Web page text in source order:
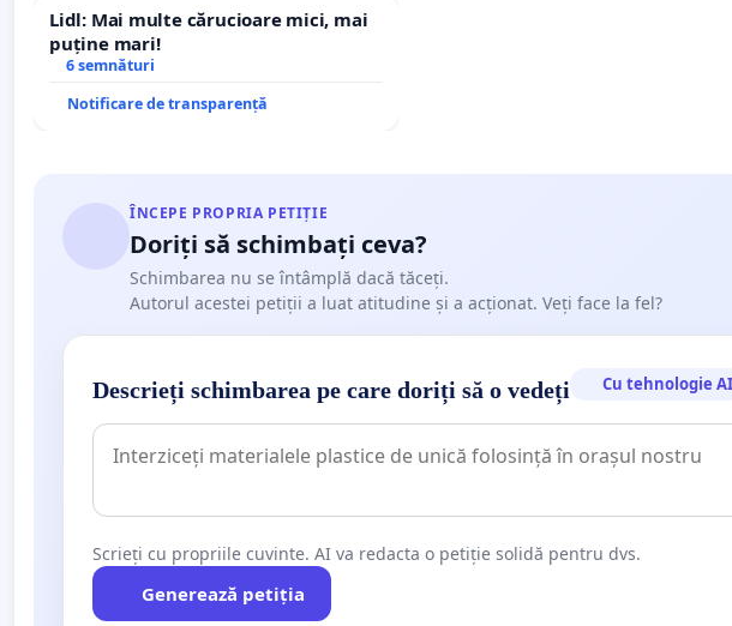
Lidl: Mai multe cărucioare mici, mai
puține mari!
6 semnături
Notificare de transparență
ÎNCEPE PROPRIA PETIȚIE
Doriți să schimbați ceva?
Schimbarea nu se întâmplă dacă tăceți.
Autorul acestei petiții a luat atitudine și a acționat. Veți face la fel?
Descrieți schimbarea pe care doriți să o vedeți Cu tehnologie AI
Scrieți cu propriile cuvinte. AI va redacta o petiție solidă pentru dvs.
Generează petiția